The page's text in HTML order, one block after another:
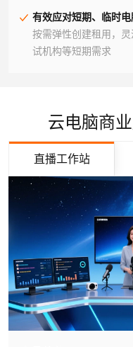
有效应对短期、临时
按需弹性创建租用，
试机构等短期需求
云电脑商
直播工作站